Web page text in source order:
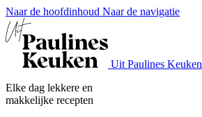
Naar de hoofdinhoud Naar de navigatie
Uit Paulines Keuken
Elke dag lekkere en
makkelijke recepten